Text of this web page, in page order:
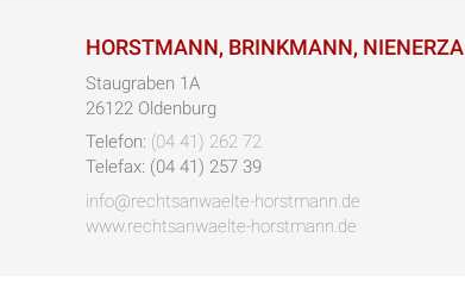
HORSTMANN, BRINKMANN, NIENERZA
Staugraben 1A
26122 Oldenburg
Telefon: (04 41) 262 72
Telefax: (04 41) 257 39
info@rechtsanwaelte-horstmann.de
www.rechtsanwaelte-horstmann.de